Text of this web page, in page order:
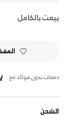
بيعت بالكامل
دفعات بدون فوائد مع
الشحن